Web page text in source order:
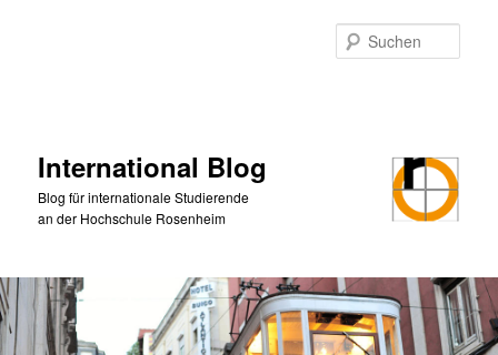
International Blog
Blog für internationale Studierende
an der Hochschule Rosenheim